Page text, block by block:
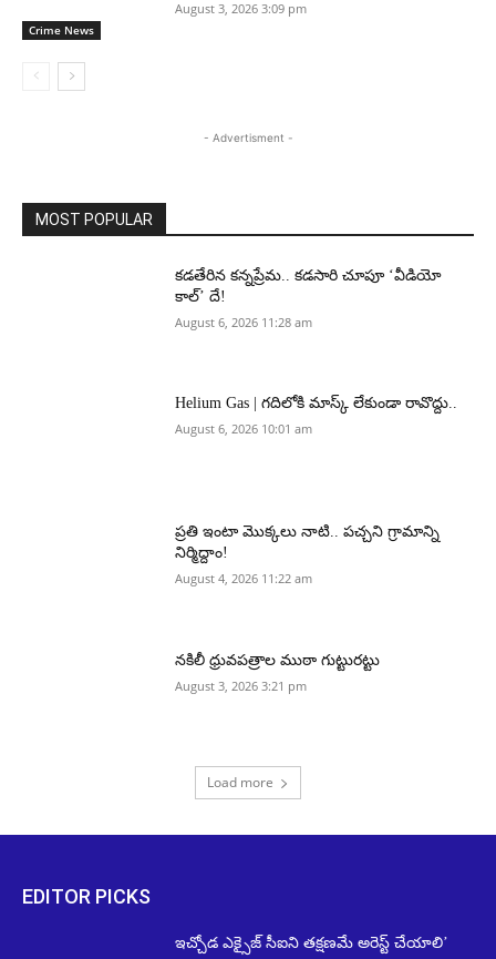
Crime News
August 3, 2026 3:09 pm
- Advertisment -
MOST POPULAR
కడతేరిన కన్నప్రేమ.. కడసారి చూపూ ‘వీడియో
కాల్’ దే!
August 6, 2026 11:28 am
Helium Gas | గదిలోకి మాస్క్ లేకుండా రావొద్దు..
August 6, 2026 10:01 am
ప్రతి ఇంటా మొక్కలు నాటి.. పచ్చని గ్రామాన్ని
నిర్మిద్దాం!
August 4, 2026 11:22 am
నకిలీ ధ్రువపత్రాల ముఠా గుట్టురట్టు
August 3, 2026 3:21 pm
Load more
EDITOR PICKS
ఇచ్చోడ ఎక్సైజ్ సీఐని తక్షణమే అరెస్ట్ చేయాలి’